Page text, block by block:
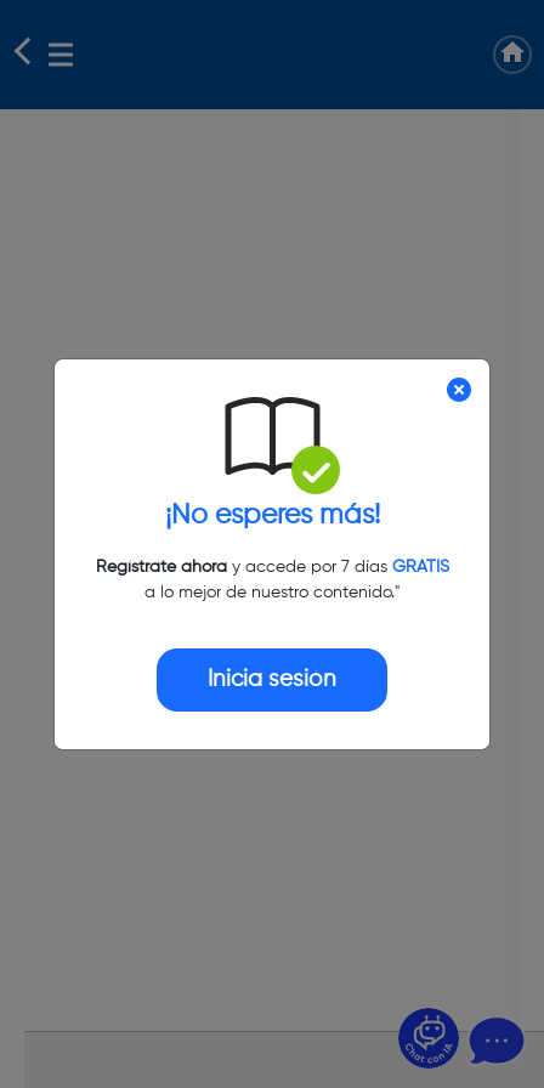
¡No esperes más!
Regístrate ahoray accede por 7 días GRATIS
a lo mejor de nuestro contenido."
Inicia sesión